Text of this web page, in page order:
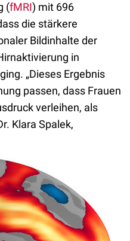
(fMRI) mit 696
die stärkere
Bildinhalte der
in
„Dieses Ergebnis
passen, dass Frauen
verleihen, als
Klara Spalek,